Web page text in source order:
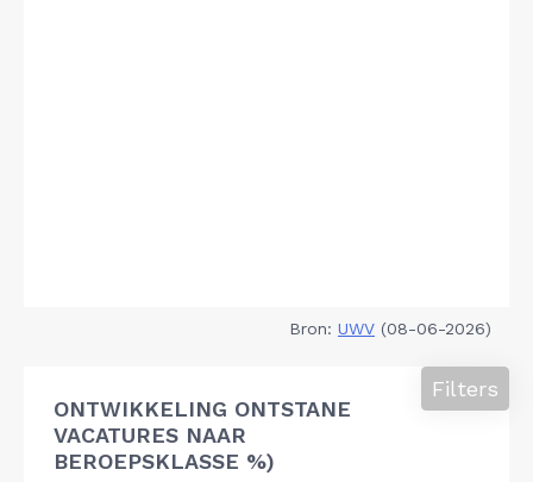
Bron: UWV (08-06-2026)
ONTWIKKELING ONTSTANE
VACATURES NAAR
BEROEPSKLASSE %)
Filters